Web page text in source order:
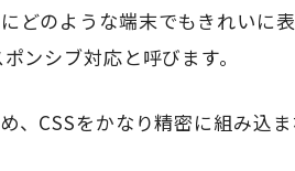
どのような端末でもきれいに
ンシブ対応と呼びます。
、CSSをかなり精密に組み込ま